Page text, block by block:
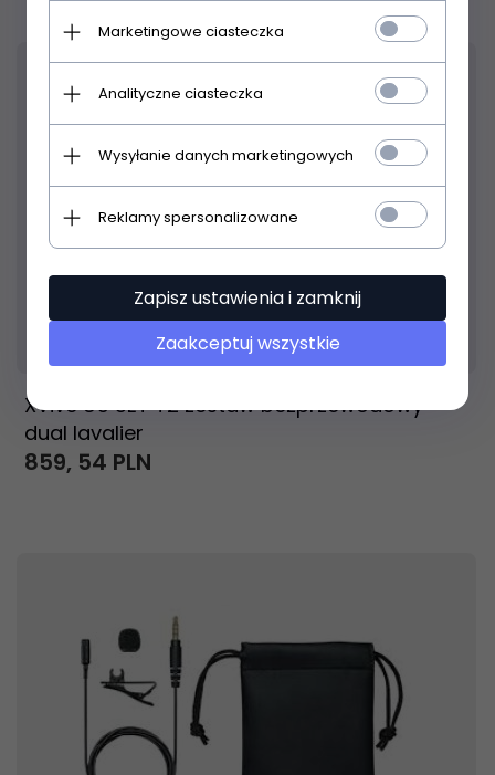
Produkt dostępny! 9 dni
XVive U5 SET T2 zestaw bezprzewodowy
dual lavalier
859, 54 PLN
Marketingowe ciasteczka
Analityczne ciasteczka
Wysyłanie danych marketingowych
Reklamy spersonalizowane
Zapisz ustawienia i zamknij
Zaakceptuj wszystkie